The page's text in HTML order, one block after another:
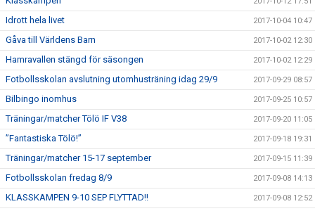
Idrott hela livet 2017-10-04 10:47
Gåva till Världens Barn 2017-10-02 12:30
Hamravallen stängd för säsongen 2017-10-02 12:29
Fotbollsskolan avslutning utomhusträning idag 29/9 2017-09-29 08:57
Bilbingo inomhus 2017-09-25 10:57
Träningar/matcher Tölö IF V38 2017-09-20 11:05
”Fantastiska Tölö!” 2017-09-18 19:31
Träningar/matcher 15-17 september 2017-09-15 11:39
Fotbollsskolan fredag 8/9 2017-09-08 14:13
KLASSKAMPEN 9-10 SEP FLYTTAD!! 2017-09-08 12:52